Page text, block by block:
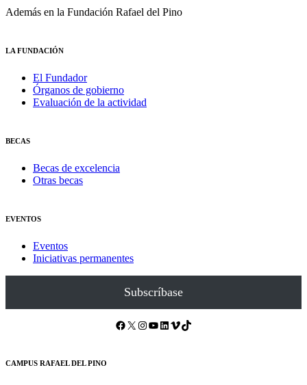
Además en la Fundación Rafael del Pino
LA FUNDACIÓN
El Fundador
Órganos de gobierno
Evaluación de la actividad
BECAS
Becas de excelencia
Otras becas
EVENTOS
Eventos
Iniciativas permanentes
Subscríbase
Facebook X Instagram YouTube LinkedIn Vimeo TikTok
CAMPUS RAFAEL DEL PINO